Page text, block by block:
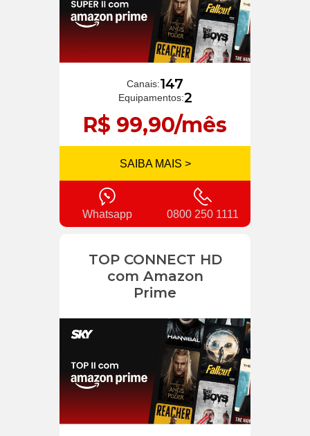
Canais:147
Equipamentos:2
R$ 99,90/mês
SAIBA MAIS >
Whatsapp 0800 250 1111
TOP CONNECT HD
com Amazon
Prime